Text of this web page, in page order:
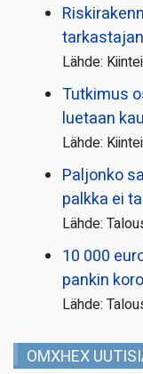
Lähde:
Tutkimus
luetaan
Lähde:
Paljonko
palkka ei
Lähde:
10 000
pankin
Lähde:
OMXHEX